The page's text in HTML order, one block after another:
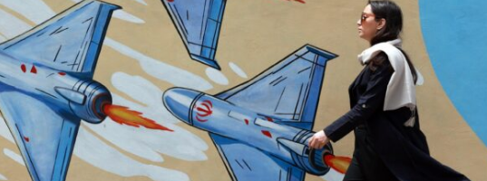
Israel
Israelische Wahlen 2026: Das ist
die Knesset – Moshe Abutbul
Israel
Neue Studie: Auswanderung
Israel erreicht